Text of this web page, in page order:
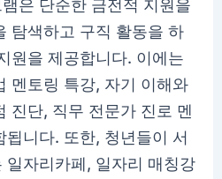
은 단순한 금전적 지원을
탐색하고 구직 활동을 하
원을 제공합니다. 이에는
멘토링 특강, 자기 이해와
진단, 직무 전문가 진로 멘
됩니다. 또한, 청년들이 서
일자리카페, 일자리 매칭강